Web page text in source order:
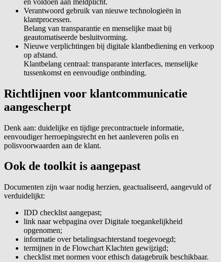
Verantwoord gebruik van nieuwe technologieën in
klantprocessen.
Belang van transparantie en menselijke maat bij
geautomatiseerde besluitvorming.
Nieuwe verplichtingen bij digitale klantbediening en verkoop
op afstand.
Klantbelang centraal: transparante interfaces, menselijke
tussenkomst en eenvoudige ontbinding.
Richtlijnen voor klantcommunicatie
aangescherpt
Denk aan: duidelijke en tijdige precontractuele informatie,
eenvoudiger herroepingsrecht en het aanleveren polis en
polisvoorwaarden aan de klant.
Ook de toolkit is aangepast
Documenten zijn waar nodig herzien, geactualiseerd, aangevuld of
verduidelijkt:
IDD checklist aangepast;
link naar webpagina over Digitale toegankelijkheid
opgenomen;
informatie over betalingsachterstand toegevoegd;
termijnen in de Flowchart Klachten gewijzigd;
checklist met normen voor ethisch datagebruik beschikbaar.